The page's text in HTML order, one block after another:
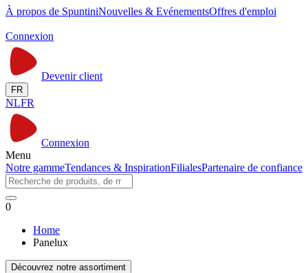
À propos de SpuntiniNouvelles & EvénementsOffres d'emploi
Connexion
Devenir client
FR
NLFR
Connexion
Menu
Notre gammeTendances & InspirationFilialesPartenaire de confiance
0
Home
Panelux
Découvrez notre assortiment